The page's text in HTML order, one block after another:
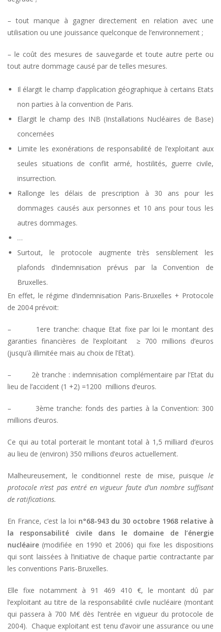
– tout manque à gagner directement en relation avec une
utilisation ou une jouissance quelconque de l’environnement ;
– le coût des mesures de sauvegarde et toute autre perte ou
tout autre dommage causé par de telles mesures.
Il élargit le champ d’application géographique à certains Etats
non parties à la convention de Paris.
Elargit le champ des INB (Installations Nucléaires de Base)
concernées
Limite les exonérations de responsabilité de l’exploitant aux
seules situations de conflit armé, hostilités, guerre civile,
insurrection.
Rallonge les délais de prescription à 30 ans pour les
dommages causés aux personnes et 10 ans pour tous les
autres dommages.
…
Surtout, le protocole augmente très sensiblement les
plafonds d’indemnisation prévus par la Convention de
Bruxelles.
En effet, le régime d’indemnisation Paris-Bruxelles + Protocole
de 2004 prévoit:
– 1ere tranche: chaque Etat fixe par loi le montant des
garanties financières de l’exploitant ≥ 700 millions d’euros
(jusqu’à illimitée mais au choix de l’Etat).
– 2è tranche : indemnisation complémentaire par l’Etat du
lieu de l’accident (1 +2) =1200 millions d’euros.
– 3ème tranche: fonds des parties à la Convention: 300
millions d’euros.
Ce qui au total porterait le montant total à 1,5 milliard d’euros
au lieu de (environ) 350 millions d’euros actuellement.
Malheureusement, le conditionnel reste de mise, puisque le
protocole n’est pas entré en vigueur faute d’un nombre suffisant
de ratifications.
En France, c’est la loi n°68-943 du 30 octobre 1968 relative à
la responsabilité civile dans le domaine de l’énergie
nucléaire (modifiée en 1990 et 2006) qui fixe les dispositions
qui sont laissées à l’initiative de chaque partie contractante par
les conventions Paris-Bruxelles.
Elle fixe notamment à 91 469 410 €, le montant dû par
l’exploitant au titre de la responsabilité civile nucléaire (montant
qui passera à 700 M€ dès l’entrée en vigueur du protocole de
2004). Chaque exploitant est tenu d’avoir une assurance ou une